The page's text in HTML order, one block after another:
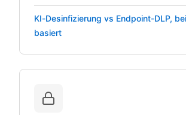
KI-Desinfizierung vs Endpoint-DLP,
basiert